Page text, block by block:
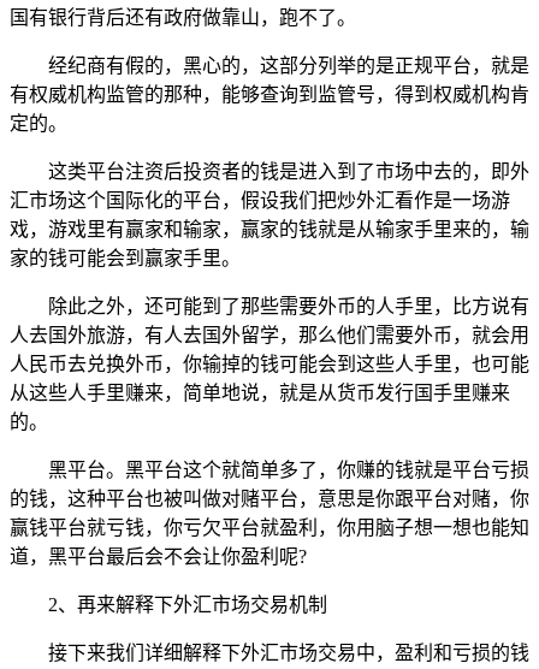
国有银行背后还有政府做靠山，跑不了。
经纪商有假的，黑心的，这部分列举的是正规平台，就是
有权威机构监管的那种，能够查询到监管号，得到权威机构肯
定的。
这类平台注资后投资者的钱是进入到了市场中去的，即外
汇市场这个国际化的平台，假设我们把炒外汇看作是一场游
戏，游戏里有赢家和输家，赢家的钱就是从输家手里来的，输
家的钱可能会到赢家手里。
除此之外，还可能到了那些需要外币的人手里，比方说有
人去国外旅游，有人去国外留学，那么他们需要外币，就会用
人民币去兑换外币，你输掉的钱可能会到这些人手里，也可能
从这些人手里赚来，简单地说，就是从货币发行国手里赚来
的。
黑平台。黑平台这个就简单多了，你赚的钱就是平台亏损
的钱，这种平台也被叫做对赌平台，意思是你跟平台对赌，你
赢钱平台就亏钱，你亏欠平台就盈利，你用脑子想一想也能知
道，黑平台最后会不会让你盈利呢?
2、再来解释下外汇市场交易机制
接下来我们详细解释下外汇市场交易中，盈利和亏损的钱